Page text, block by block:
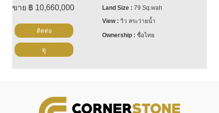
ขาย ฿ 10,660,000
79 Sq.wah
วิว สระว่ายน้ำ
ชื่อไทย
ติดต่อ
ดู